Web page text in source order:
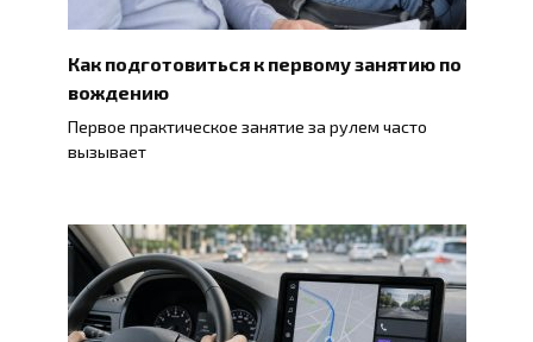
Как подготовиться к первому занятию по
вождению
Первое практическое занятие за рулем часто
вызывает